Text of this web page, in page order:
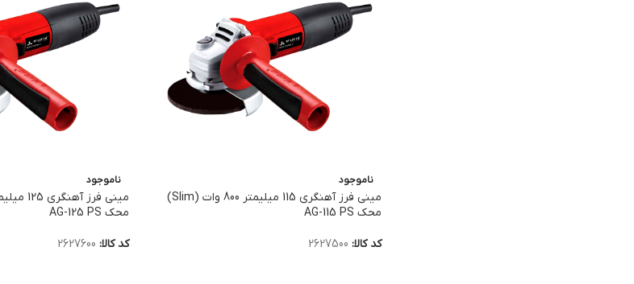
ناموجود
مینی فرز آهنگری 115 میلیمتر 800 وات (Slim)
محک AG-115 PS
کد کالا: 2627500
ناموجود
محک AG-125 PS
کد کالا: 2627600